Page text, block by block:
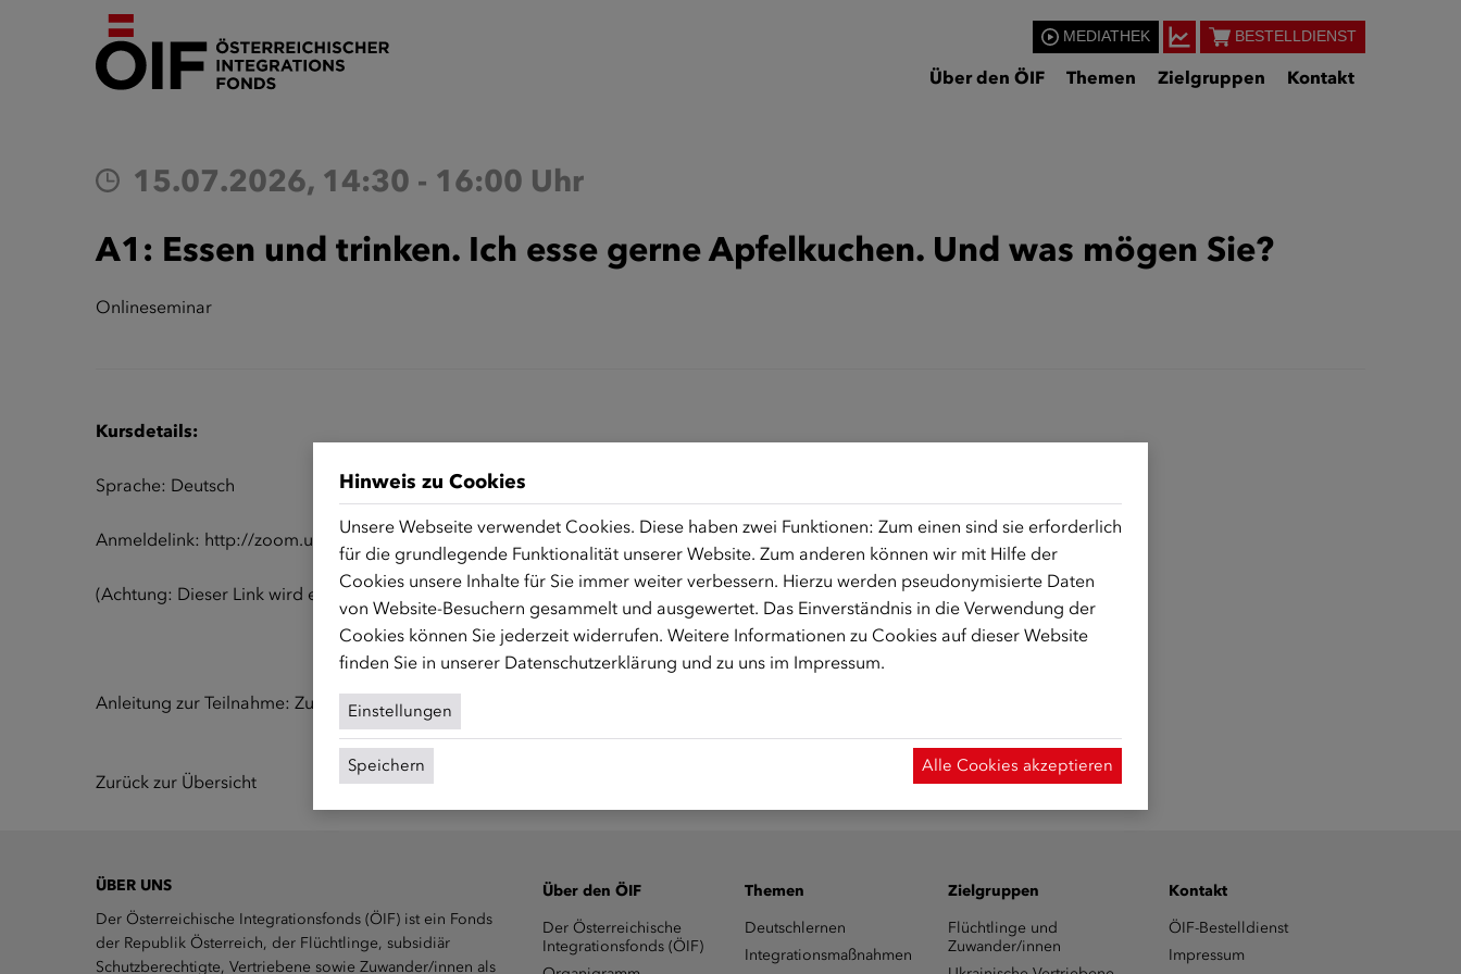
MEDIATHEK BESTELLDIENST
Über den ÖIF Themen Zielgruppen Kontakt
15.07.2026, 14:30 - 16:00 Uhr
A1: Essen und trinken. Ich esse gerne Apfelkuchen. Und was mögen Sie?
Onlineseminar
Kursdetails:
Sprache: Deutsch
Anmeldelink: http://zoom.us/j/89988905410
(Achtung: Dieser Link wird erst 15 Minuten vor dem Start des Onlinekurses aktiviert.)
Anleitung zur Teilnahme: Zum Anleitungsvideo
Zurück zur Übersicht
ÜBER UNS
Der Österreichische Integrationsfonds (ÖIF) ist ein Fonds
der Republik Österreich, der Flüchtlinge, subsidiär
Schutzberechtigte, Vertriebene sowie Zuwander/innen als
Über den ÖIF
Der Österreichische
Integrationsfonds (ÖIF)
Themen
Deutschlernen
Integrationsmaßnahmen
Zielgruppen
Flüchtlinge und
Zuwander/innen
Kontakt
ÖIF-Bestelldienst
Impressum
Hinweis zu Cookies
Unsere Webseite verwendet Cookies. Diese haben zwei Funktionen: Zum einen sind sie erforderlich
für die grundlegende Funktionalität unserer Website. Zum anderen können wir mit Hilfe der
Cookies unsere Inhalte für Sie immer weiter verbessern. Hierzu werden pseudonymisierte Daten
von Website-Besuchern gesammelt und ausgewertet. Das Einverständnis in die Verwendung der
Cookies können Sie jederzeit widerrufen. Weitere Informationen zu Cookies auf dieser Website
finden Sie in unserer Datenschutzerklärung und zu uns im Impressum.
Einstellungen
Speichern Alle Cookies akzeptieren